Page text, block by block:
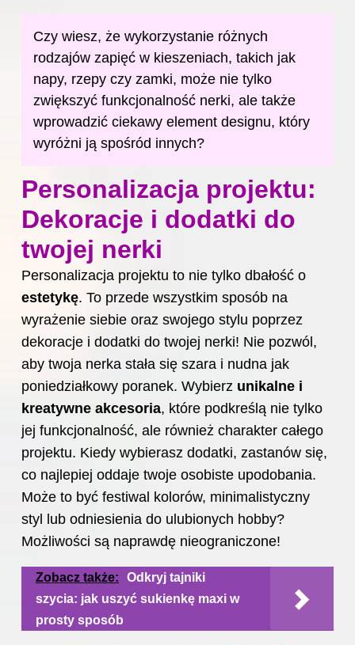
Czy wiesz, że wykorzystanie różnych
rodzajów zapięć w kieszeniach, takich jak
napy, rzepy czy zamki, może nie tylko
zwiększyć funkcjonalność nerki, ale także
wprowadzić ciekawy element designu, który
wyróżni ją spośród innych?
Personalizacja projektu:
Dekoracje i dodatki do
twojej nerki
Personalizacja projektu to nie tylko dbałość o
estetykę. To przede wszystkim sposób na
wyrażenie siebie oraz swojego stylu poprzez
dekoracje i dodatki do twojej nerki! Nie pozwól,
aby twoja nerka stała się szara i nudna jak
poniedziałkowy poranek. Wybierz unikalne i
kreatywne akcesoria, które podkreślą nie tylko
jej funkcjonalność, ale również charakter całego
projektu. Kiedy wybierasz dodatki, zastanów się,
co najlepiej oddaje twoje osobiste upodobania.
Może to być festiwal kolorów, minimalistyczny
styl lub odniesienia do ulubionych hobby?
Możliwości są naprawdę nieograniczone!
Zobacz także:
Odkryj tajniki
szycia: jak uszyć sukienkę maxi w
prosty sposób